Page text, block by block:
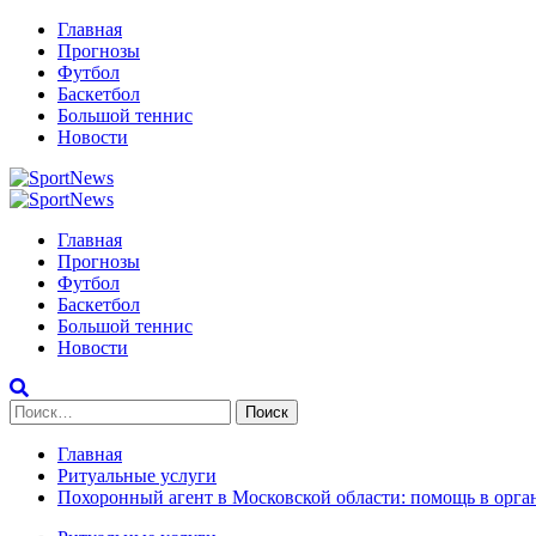
Перейти
содержимому
Главная
Прогнозы
Футбол
Баскетбол
Большой теннис
Новости
Primary
Главная
Прогнозы
Футбол
Баскетбол
Большой теннис
Новости
Найти:
Главная
Ритуальные услуги
Похоронный агент в Московской области: помощь в